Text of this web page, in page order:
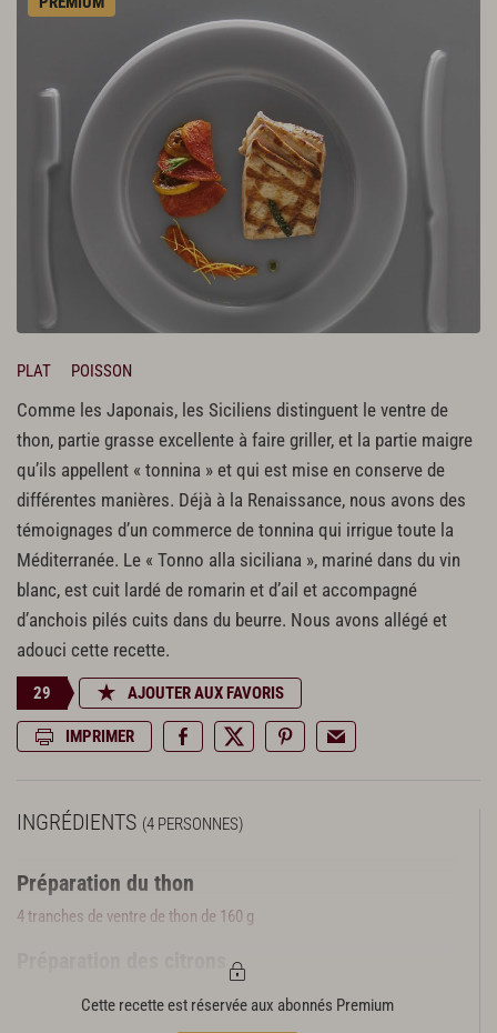
PLAT POISSON
Comme les Japonais, les Siciliens distinguent le ventre de
thon, partie grasse excellente à faire griller, et la partie maigre
qu’ils appellent « tonnina » et qui est mise en conserve de
différentes manières. Déjà à la Renaissance, nous avons des
témoignages d’un commerce de tonnina qui irrigue toute la
Méditerranée. Le « Tonno alla siciliana », mariné dans du vin
blanc, est cuit lardé de romarin et d’ail et accompagné
d’anchois pilés cuits dans du beurre. Nous avons allégé et
adouci cette recette.
29 AJOUTER AUX FAVORIS
IMPRIMER
INGRÉDIENTS (4 PERSONNES)
Préparation du thon
4 tranches de ventre de thon de 160 g
2 citrons de Menton
Cette recette est réservée aux abonnés Premium